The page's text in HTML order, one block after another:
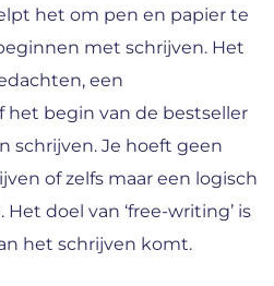
het om pen en papier te
met schrijven. Het
een
het begin van de bestseller
schrijven. Je hoeft geen
of zelfs maar een logisch
doel van ‘free-writing’ is
het schrijven komt.